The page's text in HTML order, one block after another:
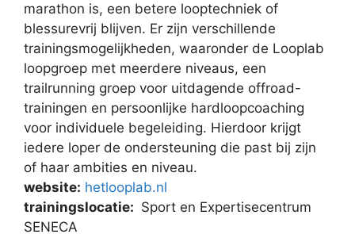
marathon is, een betere looptechniek of
blessurevrij blijven. Er zijn verschillende
trainingsmogelijkheden, waaronder de Looplab
loopgroep met meerdere niveaus, een
trailrunning groep voor uitdagende offroad-
trainingen en persoonlijke hardloopcoaching
voor individuele begeleiding. Hierdoor krijgt
iedere loper de ondersteuning die past bij zijn
of haar ambities en niveau.
website: hetlooplab.nl
trainingslocatie: Sport en Expertisecentrum
SENECA